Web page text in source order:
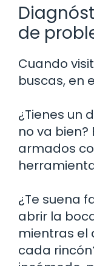
de
Cuando
buscas, en
¿Tienes un
no va bien?
armados
¿Te suena
abrir la
mientras el
cada